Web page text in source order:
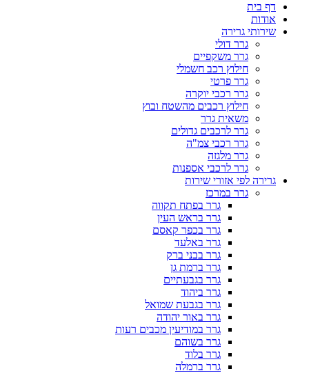
דף בית
אודות
שירותי גרירה
גרר דולי
גרר משקפיים
חילוץ רכב חשמלי
גרר פרטי
גרר רכבי יוקרה
חילוץ רכבים מהשטח ובוץ
משאית גרר
גרר לרכבים גדולים
גרר רכבי צמ"ה
גרר מלגזה
גרר לרכבי אספנות
גרירה לפי אזורי שירות
גרר במרכז
גרר בפתח תקווה
גרר בראש העין
גרר בכפר קאסם
גרר באלעד
גרר בבני ברק
גרר ברמת גן
גרר בגבעתיים
גרר ביהוד
גרר בגבעת שמואל
גרר באור יהודה
גרר במודיעין מכבים רעות
גרר בשוהם
גרר בלוד
גרר ברמלה